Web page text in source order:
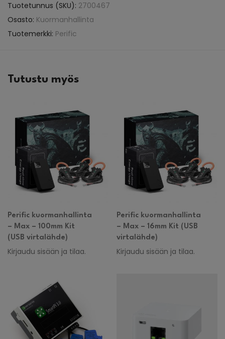
Tuotetunnus (SKU): 2700467
Osasto: Kuormanhallinta
Tuotemerkki: Perific
Tutustu myös
Perific kuormanhallinta
– Max – 100mm Kit
(USB virtalähde)
Kirjaudu sisään ja tilaa.
Perific kuormanhallinta
– Max – 16mm Kit (USB
virtalähde)
Kirjaudu sisään ja tilaa.